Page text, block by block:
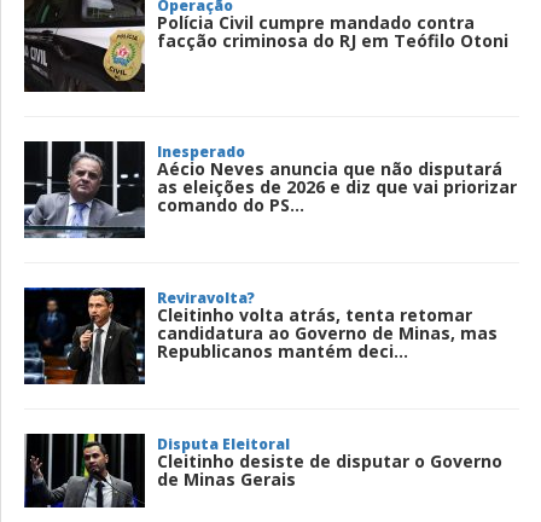
Operação
Polícia Civil cumpre mandado contra
facção criminosa do RJ em Teófilo Otoni
Inesperado
Aécio Neves anuncia que não disputará
as eleições de 2026 e diz que vai priorizar
comando do PS...
Reviravolta?
Cleitinho volta atrás, tenta retomar
candidatura ao Governo de Minas, mas
Republicanos mantém deci...
Disputa Eleitoral
Cleitinho desiste de disputar o Governo
de Minas Gerais